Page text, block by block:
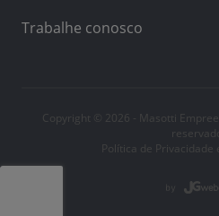
Trabalhe conosco
Copyright © 2026 - Masotti
Política de Privacidade